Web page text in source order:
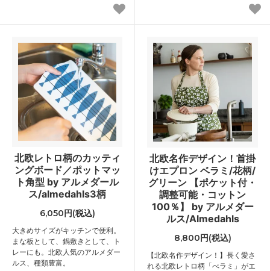
北欧レトロ柄のカッティ
ングボード／ポットマッ
ト角型 by アルメダール
ス/almedahls3柄
6,050円(税込)
大きめサイズがキッチンで便利。
まな板として、鍋敷きとして、ト
レーにも。北欧人気のアルメダー
ルス、種類豊富。
北欧名作デザイン！首掛
けエプロン ベラミ/花柄/
グリーン 【ポケット付・
調整可能・コットン
100％】 by アルメダー
ルス/Almedahls
8,800円(税込)
【北欧名作デザイン！】長く愛さ
れる北欧レトロ柄「べラミ」がエ